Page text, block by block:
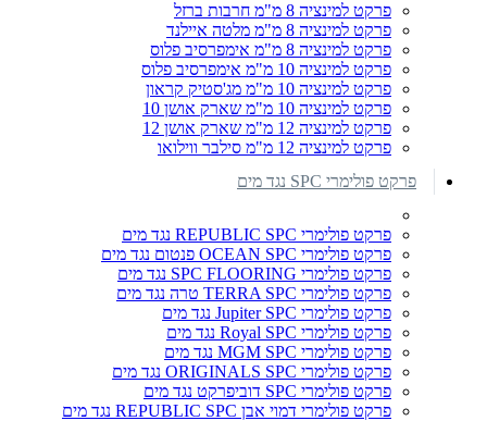
פרקט למינציה 8 מ"מ חרבות ברזל
פרקט למינציה 8 מ"מ מלטה איילנד
פרקט למינציה 8 מ"מ אימפרסיב פלוס
פרקט למינציה 10 מ"מ אימפרסיב פלוס
פרקט למינציה 10 מ"מ מג'סטיק קראון
פרקט למינציה 10 מ"מ שארק אושן 10
פרקט למינציה 12 מ"מ שארק אושן 12
פרקט למינציה 12 מ"מ סילבר ווילואו
פרקט פולימרי SPC נגד מים
פרקט פולימרי REPUBLIC SPC נגד מים
פרקט פולימרי OCEAN SPC פנטום נגד מים
פרקט פולימרי SPC FLOORING נגד מים
פרקט פולימרי TERRA SPC טרה נגד מים
פרקט פולימרי Jupiter SPC נגד מים
פרקט פולימרי Royal SPC נגד מים
פרקט פולימרי MGM SPC נגד מים
פרקט פולימרי ORIGINALS SPC נגד מים
פרקט פולימרי SPC דוביפרקט נגד מים
פרקט פולימרי דמוי אבן REPUBLIC SPC נגד מים